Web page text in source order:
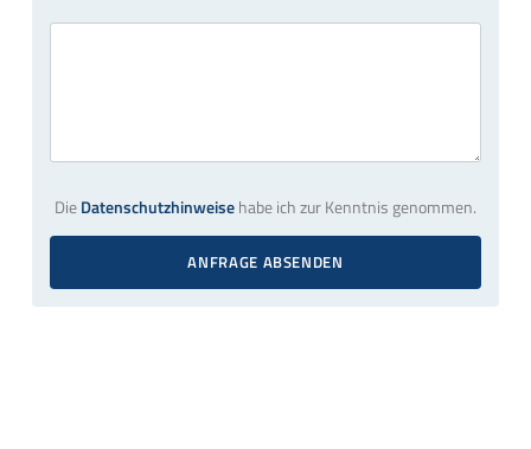
DieDatenschutzhinweisehabe ich zur Kenntnis genommen.
ANFRAGE ABSENDEN